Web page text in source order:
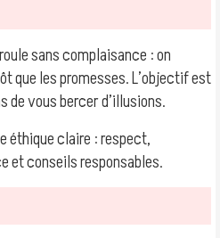
sans complaisance : on
que les promesses. L’objectif est
de vous bercer d’illusions.
éthique claire : respect,
et conseils responsables.